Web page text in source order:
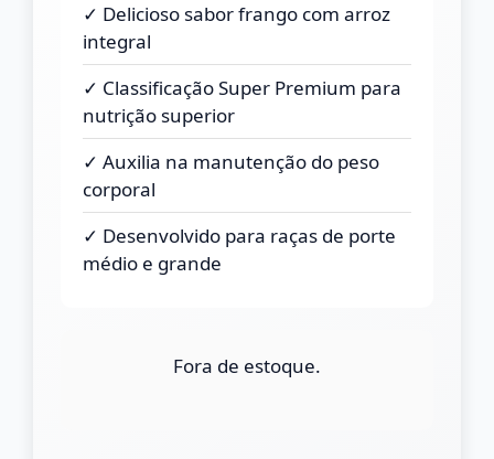
✓ Delicioso sabor frango com arroz
integral
✓ Classificação Super Premium para
nutrição superior
✓ Auxilia na manutenção do peso
corporal
✓ Desenvolvido para raças de porte
médio e grande
Fora de estoque.